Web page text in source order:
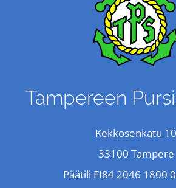
Tampereen
Kekkosenkatu 10
33100 Tampere
Päätili FI84 2046 1800